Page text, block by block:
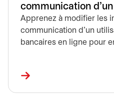
communication
Apprenez à modifier les
communication d’un
bancaires en ligne pour